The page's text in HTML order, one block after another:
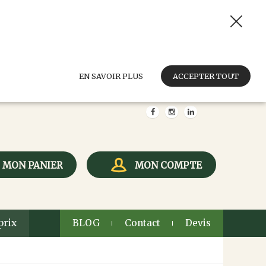
MON PANIER MON COMPTE
BLOG Contact Devis
EN SAVOIR PLUS ACCEPTER TOUT